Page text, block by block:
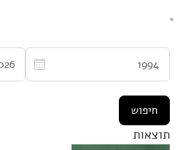
תוצאות